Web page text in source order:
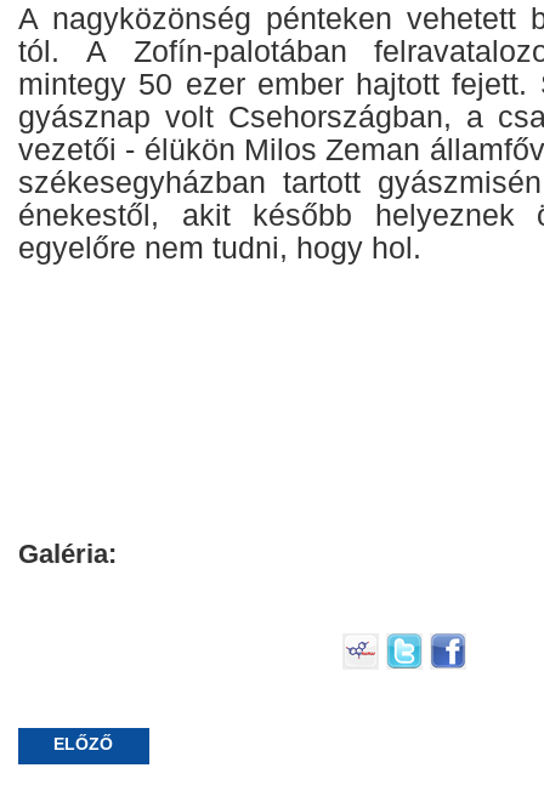
A nagyközönség pénteken vehetett
tól. A Zofín-palotában
mintegy 50 ezer ember hajtott fejett.
gyásznap volt Csehországban, a
vezetői - élükön Milos Zeman
székesegyházban tartott
énekestől, akit később helyeznek
egyelőre nem tudni, hogy hol.
Galéria:
ELŐZŐ